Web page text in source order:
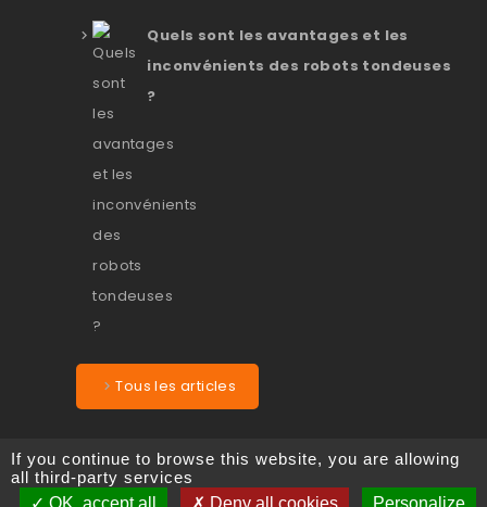
Quels sont les avantages et les
inconvénients des robots tondeuses
?
Tous les articles
© 2026 - Futurosoft™
If you continue to browse this website, you are allowing
all third-party services
OK, accept all
Deny all cookies Personalize